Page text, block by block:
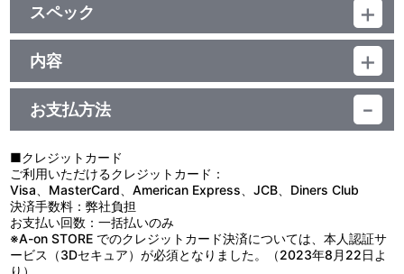
スペック
品番：TU-9642
ジャンル：ペンライト
素材：発光部：アクリル、ユニット部：ABS樹脂、ストラップ：ポ
リエステル
サイズ：（本体）約縦150mm×横120mm
（ストラップ）約 全長700mm
生産国：中国
内容
【使用上の注意】
●本来の用途以外で使用しないでください。
●思わぬ事故のおそれがありますので、乳幼児または小さなお子様
●小さい部品や、とがった部品がありますので、取り扱いには十分
ご注意ください。
●使用中にグリップ部の温度が上がる場合がありますが異常ではあ
りません。もし異常な発熱を感じた場合は直ちに使用を中止してく
ださい。
●振り回したり、ぶつける等、乱暴な扱いをしないでください。
●電池をショートさせたり、充電・加熱・火の中に入れたりしない
でください。
お支払方法
■クレジットカード
ご利用いただけるクレジットカード：
Visa、MasterCard、American Express、JCB、Diners Club
決済手数料：弊社負担
お支払い回数：一括払いのみ
※A-on STORE でのクレジットカード決済については、本人認証サ
ービス（3Dセキュア）が必須となりました。（2023年8月22日よ
り）